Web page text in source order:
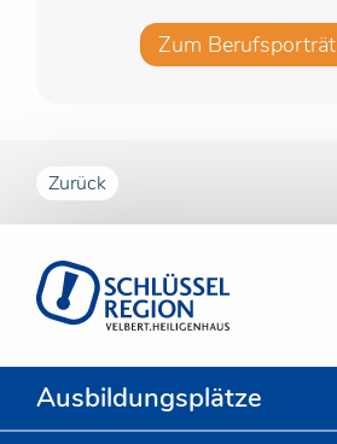
Zum Berufsporträt
Zurück
Ausbildungsplätze